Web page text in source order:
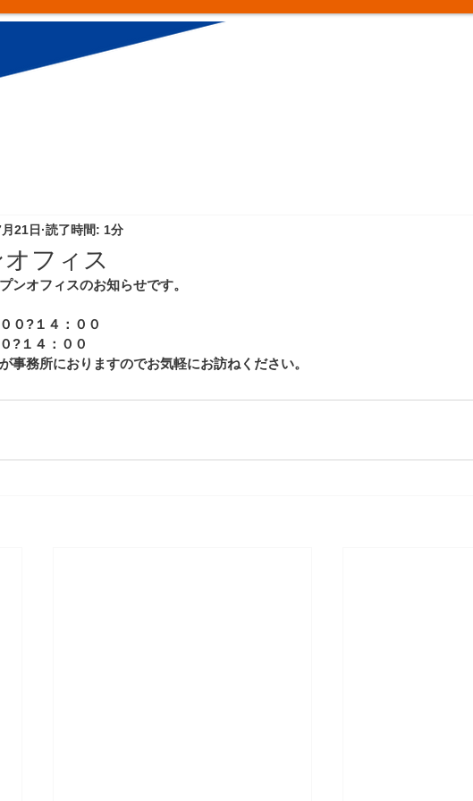
フィス
21日 読了時間: 1分
ンオフィスのお知らせです。
０?１４：００
?１４：００
事務所におりますのでお気軽にお訪ねください。